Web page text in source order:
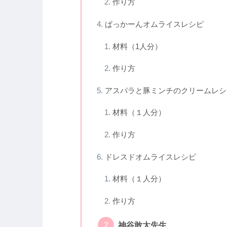
作り方
ぱっかーんオムライスレシピ
材料（1人分）
作り方
アスパラと豚ミンチのクリームレ
材料（１人分）
作り方
ドレスドオムライスレシピ
材料（１人分）
作り方
神谷敢太先生